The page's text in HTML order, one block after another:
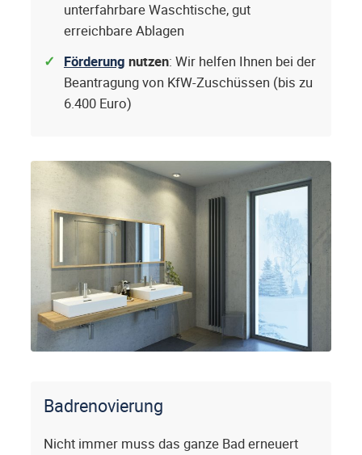
unterfahrbare Waschtische, gut
erreichbare Ablagen
Förderung nutzen: Wir helfen Ihnen bei der
Beantragung von KfW-Zuschüssen (bis zu
6.400 Euro)
Badrenovierung
Nicht immer muss das ganze Bad erneuert